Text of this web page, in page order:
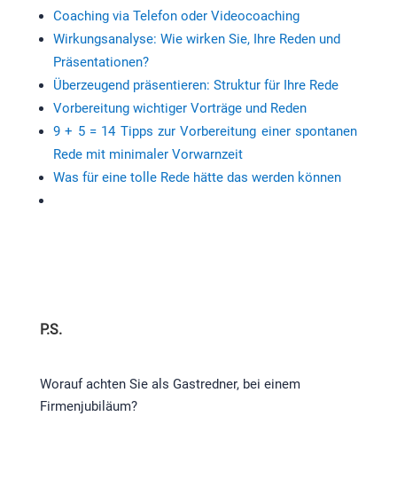
Coaching via Telefon oder Videocoaching
Wirkungsanalyse: Wie wirken Sie, Ihre Reden und
Präsentationen?
Überzeugend präsentieren: Struktur für Ihre Rede
Vorbereitung wichtiger Vorträge und Reden
9 + 5 = 14 Tipps zur Vorbereitung einer spontanen
Rede mit minimaler Vorwarnzeit
Was für eine tolle Rede hätte das werden können
P.S.
Worauf achten Sie als Gastredner, bei einem
Firmenjubiläum?